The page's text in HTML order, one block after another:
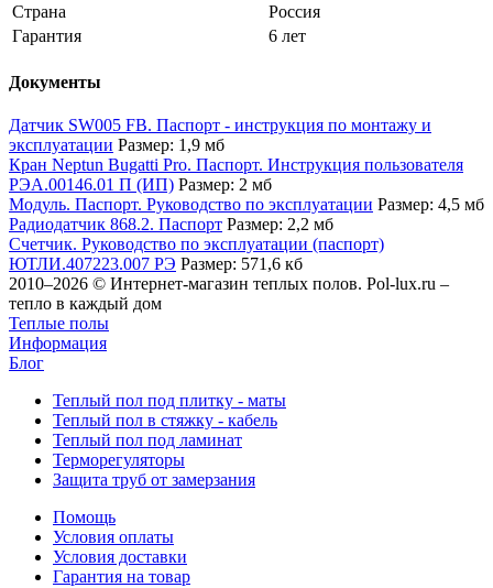
Страна
Россия
Гарантия
6 лет
Документы
Датчик SW005 FB. Паспорт - инструкция по монтажу и
эксплуатации Размер: 1,9 мб
Кран Neptun Bugatti Pro. Паспорт. Инструкция пользователя
РЭА.00146.01 П (ИП) Размер: 2 мб
Модуль. Паспорт. Руководство по эксплуатации Размер: 4,5 мб
Радиодатчик 868.2. Паспорт Размер: 2,2 мб
Счетчик. Руководство по эксплуатации (паспорт)
ЮТЛИ.407223.007 РЭ Размер: 571,6 кб
2010–2026 © Интернет-магазин теплых полов. Pol-lux.ru –
тепло в каждый дом
Теплые полы
Информация
Блог
Теплый пол под плитку - маты
Теплый пол в стяжку - кабель
Теплый пол под ламинат
Терморегуляторы
Защита труб от замерзания
Помощь
Условия оплаты
Условия доставки
Гарантия на товар